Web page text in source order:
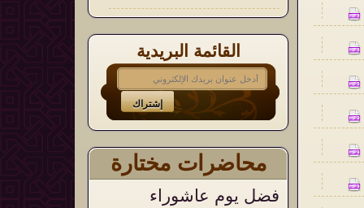
شرح التحقيق والإيضاح
التعليق على التنبيهات
السنية على العقيدة
الواسطية 105
محاضرات مختارة
فضل يوم عاشوراء
القائمة البريدية